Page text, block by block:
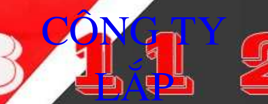
CÔNG TY
LẮP